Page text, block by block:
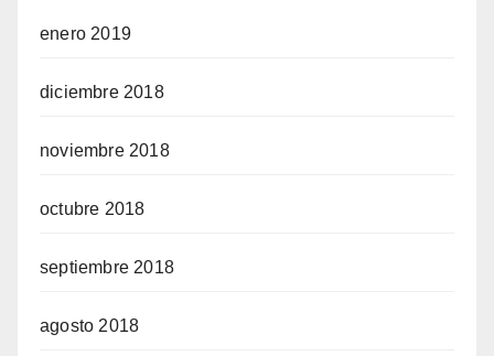
enero 2019
diciembre 2018
noviembre 2018
octubre 2018
septiembre 2018
agosto 2018